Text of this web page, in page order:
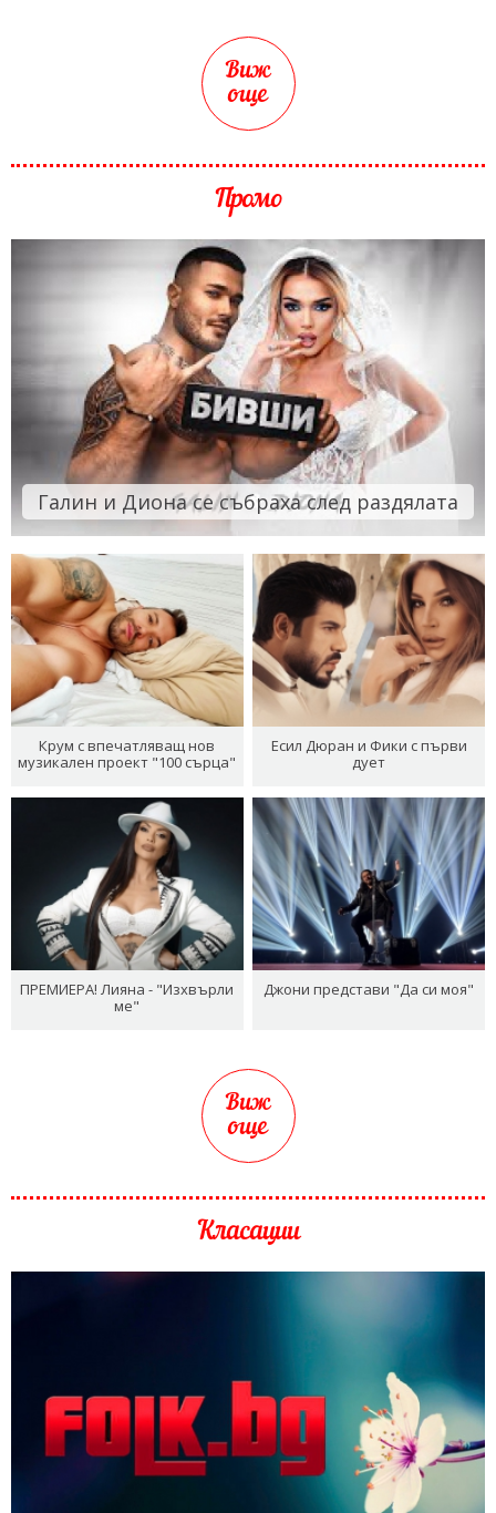
Виж
още
Промо
Галин и Диона се събраха след раздялата
Крум с впечатляващ нов
музикален проект "100 сърца"
Есил Дюран и Фики с първи
дует
ПРЕМИЕРА! Лияна - "Изхвърли
ме"
Джони представи "Да си моя"
Виж
още
Класации